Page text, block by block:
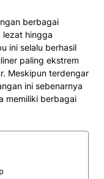
berbagai
lezat hingga
ini selalu berhasil
paling ekstrem
Meskipun terdengar
ini sebenarnya
memiliki berbagai